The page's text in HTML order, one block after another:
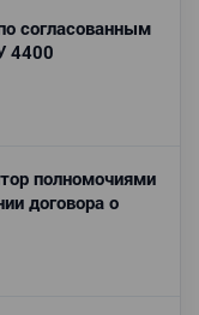
согласованным
4400
полномочиями
договора о